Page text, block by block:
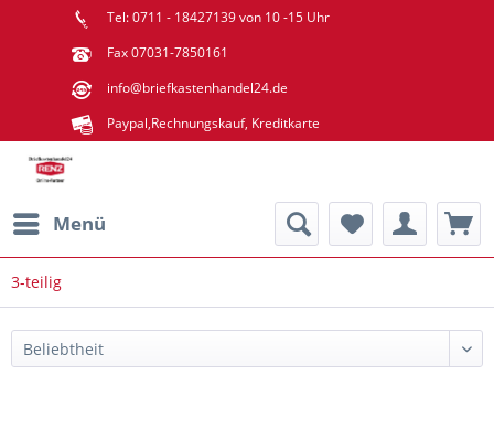
Tel: 0711 - 18427139 von 10 -15 Uhr
Fax 07031-7850161
info@briefkastenhandel24.de
Paypal,Rechnungskauf, Kreditkarte
Menü
3-teilig